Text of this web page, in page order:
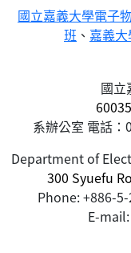
國立嘉義大學電子
班 、 嘉義
國立
系辦公室 電話
Department of
300 Syuefu
Phone: +886-
E-